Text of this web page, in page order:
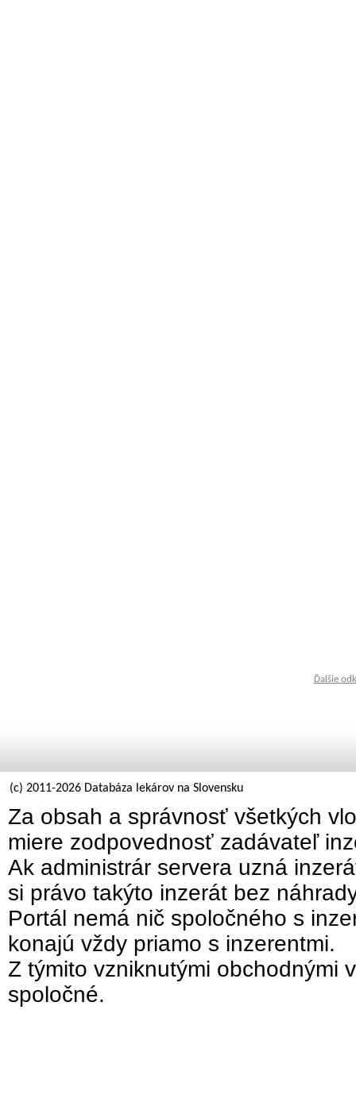
Ďalšie
(c) 2011-2026 Databáza lekárov na Slovensku
Za obsah a správnosť všetkých
miere zodpovednosť zadávateľ
Ak administrár servera uzná
si právo takýto inzerát bez
Portál nemá nič spoločného s
konajú vždy priamo s inzerentmi.
Z týmito vzniknutými obchodnými
spoločné.